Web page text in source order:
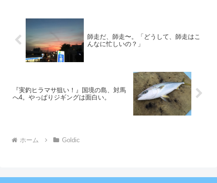
師走だ、師走〜。「どうして、師走はこ
んなに忙しいの？」
『実釣ヒラマサ狙い！』国境の島、対馬
へ4。やっぱりジギングは面白い。
ホーム Goldic